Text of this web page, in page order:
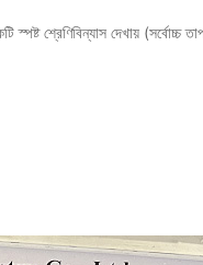
শ্রেণিবিন্যাস দেখায় (সর্বোচ্চ